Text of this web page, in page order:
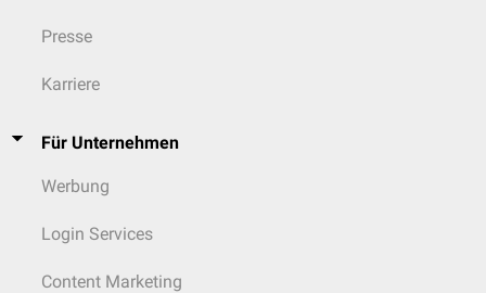
Presse
Karriere
Für Unternehmen
Werbung
Login Services
Content Marketing